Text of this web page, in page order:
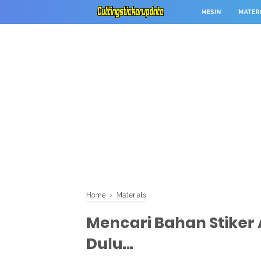
MESIN
Home › Materials
Mencari Bahan Stiker
Dulu...